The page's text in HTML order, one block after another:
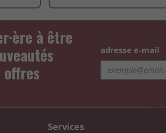
à être
adresse e-mail
Services